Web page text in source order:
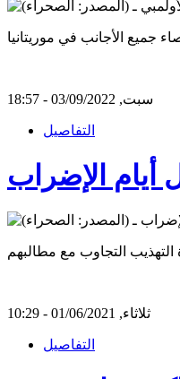
سبت, 03/09/2022 - 18:57
التفاصيل
الإضراب
ثلاثاء, 01/06/2021 - 10:29
التفاصيل